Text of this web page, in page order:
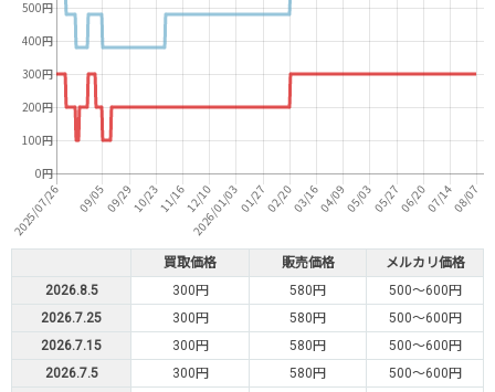
買取価格 販売価格
メルカリ価格
2026.8.5
300円 580円
500～600円
2026.7.25
300円 580円
500～600円
2026.7.15
300円 580円
500～600円
2026.7.5
300円 580円
500～600円